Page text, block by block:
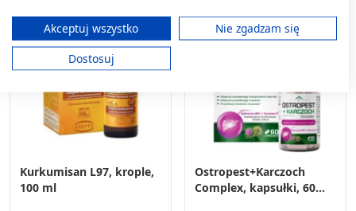
Kurkumisan L97, krople,
100 ml
Ostropest+Karczoch
Complex, kapsułki, 60
ograniczonych danych do wyboru treści.
Dane mogą być udostępniane poza Unię Europejską i wysyłane do USA.
Twoja zgoda i polityka cookie dotyczą wyłącznie tej witryny/aplikacji.
Wyświetl listę partnerów (11 dostawców IAB)
Cele przetwarzania IAB:
Przechowywanie informacji na urządzeniu
Wykorzystywanie ograniczonych danych do
wyboru reklam
Akceptuj wszystko
Nie zgadzam się
Dostosuj